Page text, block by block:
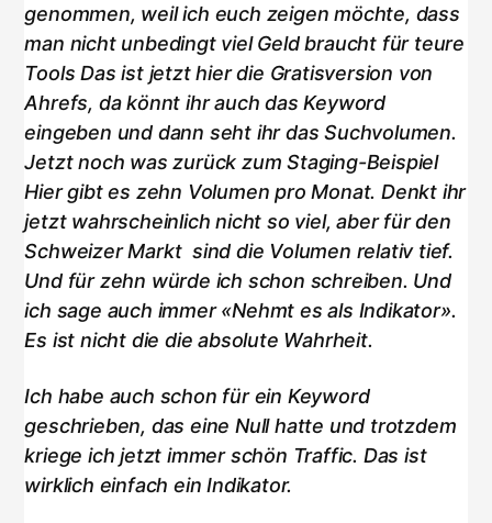
genommen, weil ich euch zeigen möchte, dass
man nicht unbedingt viel Geld braucht für teure
Tools Das ist jetzt hier die Gratisversion von
Ahrefs, da könnt ihr auch das Keyword
eingeben und dann seht ihr das Suchvolumen.
Jetzt noch was zurück zum Staging-Beispiel
Hier gibt es zehn Volumen pro Monat. Denkt ihr
jetzt wahrscheinlich nicht so viel, aber für den
Schweizer Markt sind die Volumen relativ tief.
Und für zehn würde ich schon schreiben. Und
ich sage auch immer «Nehmt es als Indikator».
Es ist nicht die die absolute Wahrheit.
Ich habe auch schon für ein Keyword
geschrieben, das eine Null hatte und trotzdem
kriege ich jetzt immer schön Traffic. Das ist
wirklich einfach ein Indikator.